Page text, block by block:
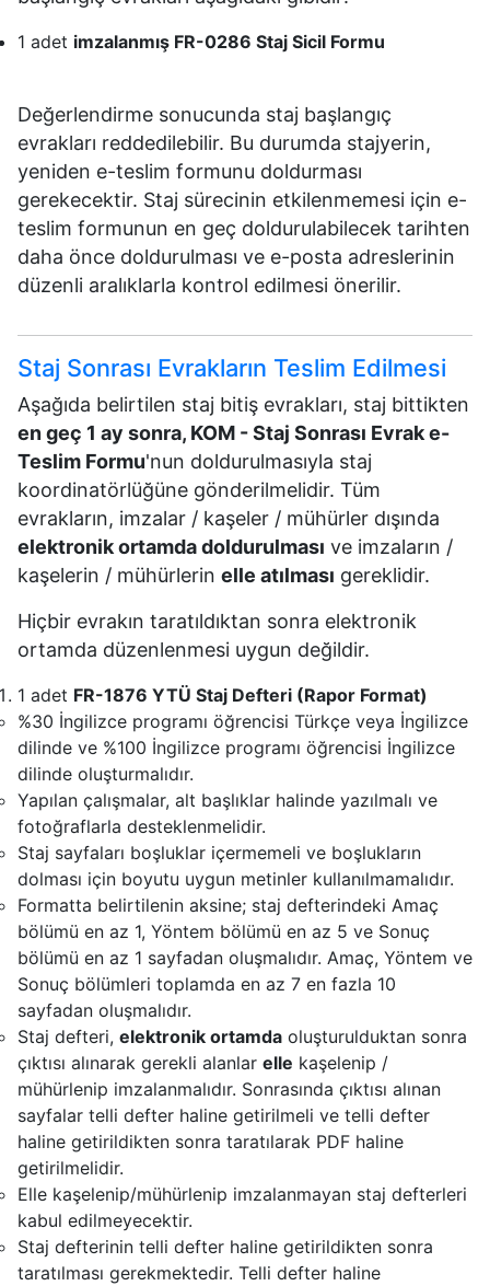
1 adet imzalanmış FR-0286 Staj Sicil Formu
Değerlendirme sonucunda staj başlangıç
evrakları reddedilebilir. Bu durumda stajyerin,
yeniden e-teslim formunu doldurması
gerekecektir. Staj sürecinin etkilenmemesi için e-
teslim formunun en geç doldurulabilecek tarihten
daha önce doldurulması ve e-posta adreslerinin
düzenli aralıklarla kontrol edilmesi önerilir.
Staj Sonrası Evrakların Teslim Edilmesi
Aşağıda belirtilen staj bitiş evrakları, staj bittikten
en geç 1 ay sonra, KOM - Staj Sonrası Evrak e-
Teslim Formu'nun doldurulmasıyla staj
koordinatörlüğüne gönderilmelidir. Tüm
evrakların, imzalar / kaşeler / mühürler dışında
elektronik ortamda doldurulması ve imzaların /
kaşelerin / mühürlerin elle atılması gereklidir.
Hiçbir evrakın taratıldıktan sonra elektronik
ortamda düzenlenmesi uygun değildir.
1 adet FR-1876 YTÜ Staj Defteri (Rapor Format)
%30 İngilizce programı öğrencisi Türkçe veya İngilizce
dilinde ve %100 İngilizce programı öğrencisi İngilizce
dilinde oluşturmalıdır.
Yapılan çalışmalar, alt başlıklar halinde yazılmalı ve
fotoğraflarla desteklenmelidir.
Staj sayfaları boşluklar içermemeli ve boşlukların
dolması için boyutu uygun metinler kullanılmamalıdır.
Formatta belirtilenin aksine; staj defterindeki Amaç
bölümü en az 1, Yöntem bölümü en az 5 ve Sonuç
bölümü en az 1 sayfadan oluşmalıdır. Amaç, Yöntem ve
Sonuç bölümleri toplamda en az 7 en fazla 10
sayfadan oluşmalıdır.
Staj defteri, elektronik ortamda oluşturulduktan sonra
çıktısı alınarak gerekli alanlar elle kaşelenip /
mühürlenip imzalanmalıdır. Sonrasında çıktısı alınan
sayfalar telli defter haline getirilmeli ve telli defter
haline getirildikten sonra taratılarak PDF haline
getirilmelidir.
Elle kaşelenip/mühürlenip imzalanmayan staj defterleri
kabul edilmeyecektir.
Staj defterinin telli defter haline getirildikten sonra
taratılması gerekmektedir. Telli defter haline